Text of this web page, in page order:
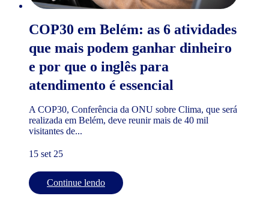
COP30 em Belém: as 6 atividades
que mais podem ganhar dinheiro
e por que o inglês para
atendimento é essencial
A COP30, Conferência da ONU sobre Clima, que será
realizada em Belém, deve reunir mais de 40 mil
visitantes de...
15 set 25
Continue lendo